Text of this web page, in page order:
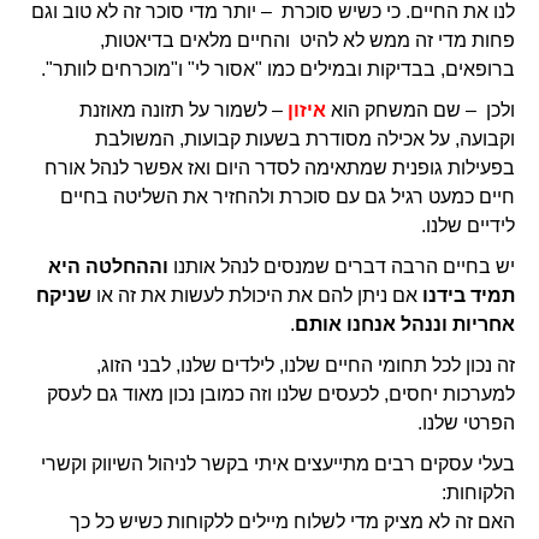
לנו את החיים. כי כשיש סוכרת – יותר מדי סוכר זה לא טוב וגם
פחות מדי זה ממש לא להיט והחיים מלאים בדיאטות,
ברופאים, בבדיקות ובמילים כמו "אסור לי" ו"מוכרחים לוותר".
ולכן – שם המשחק הוא איזון – לשמור על תזונה מאוזנת
וקבועה, על אכילה מסודרת בשעות קבועות, המשולבת
בפעילות גופנית שמתאימה לסדר היום ואז אפשר לנהל אורח
חיים כמעט רגיל גם עם סוכרת ולהחזיר את השליטה בחיים
לידיים שלנו.
יש בחיים הרבה דברים שמנסים לנהל אותנו וההחלטה היא
תמיד בידנו אם ניתן להם את היכולת לעשות את זה או שניקח
אחריות וננהל אנחנו אותם.
זה נכון לכל תחומי החיים שלנו, לילדים שלנו, לבני הזוג,
למערכות יחסים, לכעסים שלנו וזה כמובן נכון מאוד גם לעסק
הפרטי שלנו.
בעלי עסקים רבים מתייעצים איתי בקשר לניהול השיווק וקשרי
הלקוחות:
האם זה לא מציק מדי לשלוח מיילים ללקוחות כשיש כל כך